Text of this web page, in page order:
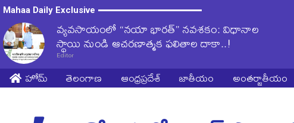
Mahaa Daily Exclusive
వ్యవసాయంలో “నయా భారత్” నవశకం: విధానాల
స్థాయి నుండి ఆచరణాత్మక ఫలితాల దాకా..!
Editor
హోమ్ తెలంగాణ ఆంధ్రప్రదేశ్ జాతీయం అంతర్జాతీయం